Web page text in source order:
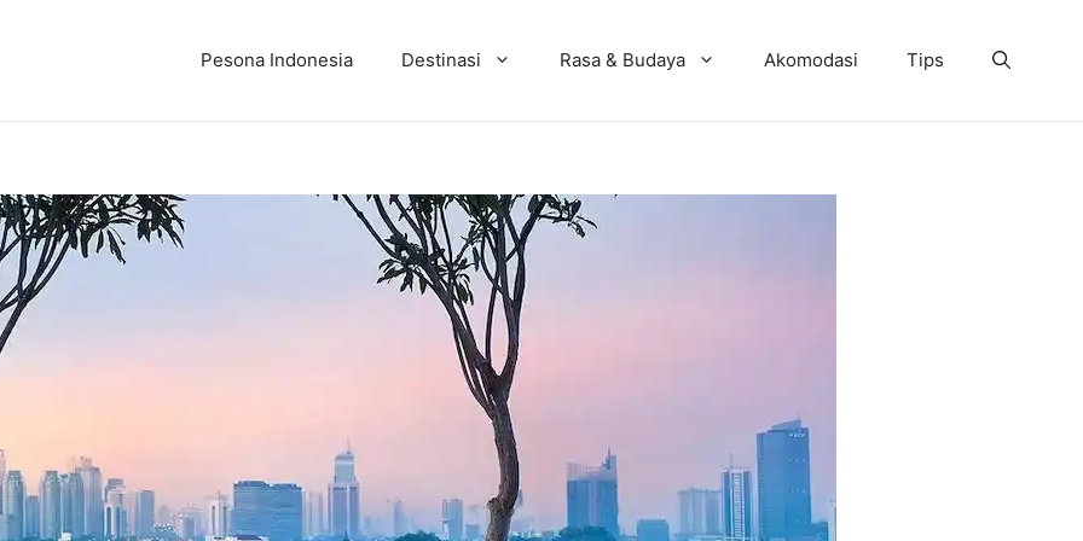
Pesona Indonesia Destinasi Rasa & Budaya Akomodasi Tips